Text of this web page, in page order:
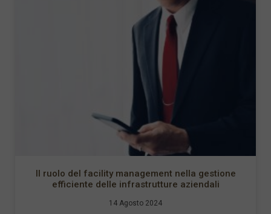
Il ruolo del facility management nella gestione
efficiente delle infrastrutture aziendali
14 Agosto 2024